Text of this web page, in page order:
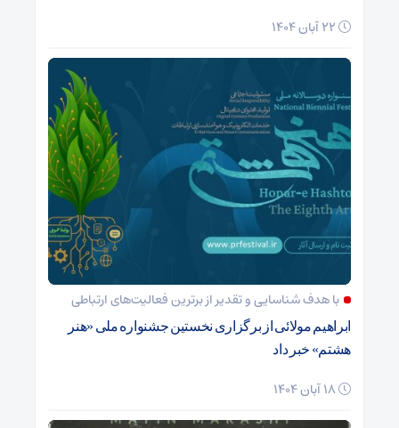
با هدف شناسایی و تقدیر از برترین فعالیت‌های ارتباطی
ابراهیم مولائی از برگزاری نخستین جشنواره ملی «هنر
هشتم» خبر داد